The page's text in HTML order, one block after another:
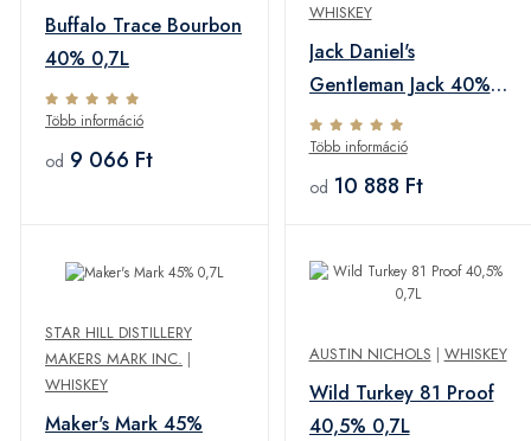
Buffalo Trace Bourbon
40% 0,7L
Több információ
od 9 066 Ft
WHISKEY
Jack Daniel's
Gentleman Jack 40%
0,7L
Több információ
od 10 888 Ft
STAR HILL DISTILLERY
MAKERS MARK INC. |
WHISKEY
Maker's Mark 45%
AUSTIN NICHOLS | WHISKEY
Wild Turkey 81 Proof
40,5% 0,7L